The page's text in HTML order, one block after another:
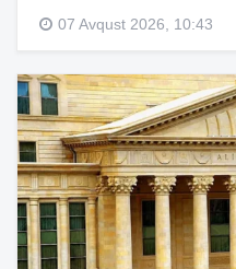
07 Avqust 2026, 10:43